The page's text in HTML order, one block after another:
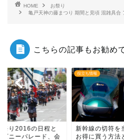
HOME
お祭り
亀戸天神の藤まつり 期間と見頃 混雑具合
こちらの記事もお勧め
祭り2016の日程と
ズニーパレード、会
役立ち情報
新幹線の切符を
お得に買う方法